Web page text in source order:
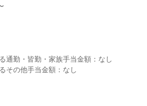
通勤・皆勤・家族手当金額：なし
その他手当金額：なし